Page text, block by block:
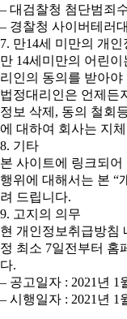
– 대검찰청 첨단범죄
– 경찰청 사이버테러
7. 만14세 미만의 개인
만 14세미만의 어린
리인의 동의를 받아야
법정대리인은 언제든
정보 삭제, 동의 철회
에 대하여 회사는 지
8. 기타
본 사이트에 링크되
행위에 대해서는 본 “
려 드립니다.
9. 고지의 의무
현 개인정보취급방침
정 최소 7일전부터 홈
다.
– 공고일자 : 2021년 1
– 시행일자 : 2021년 1